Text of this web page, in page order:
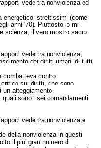
vede tra nonviolenza ed
energetico, strettissimi (come
anni '70). Piuttosto io mi
scienza, il vero mostro sacro
vede tra nonviolenza,
dei diritti umani di tutti
combatteva contro
critico sui diritti, che sono
un atteggiamento
quali sono i sei comandamenti
vede tra nonviolenza e
della nonviolenza in questi
il piu' gran numero di